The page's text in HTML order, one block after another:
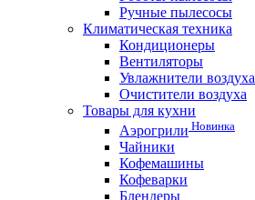
Ручные пылесосы
Климатическая техника
Кондиционеры
Вентиляторы
Увлажнители воздуха
Очистители воздуха
Товары для кухни
Аэрогрили Новинка
Чайники
Кофемашины
Кофеварки
Блендеры